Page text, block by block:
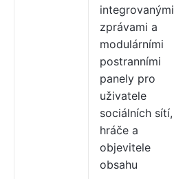
integrovanými
zprávami a
modulárními
postranními
panely pro
uživatele
sociálních sítí,
hráče a
objevitele
obsahu